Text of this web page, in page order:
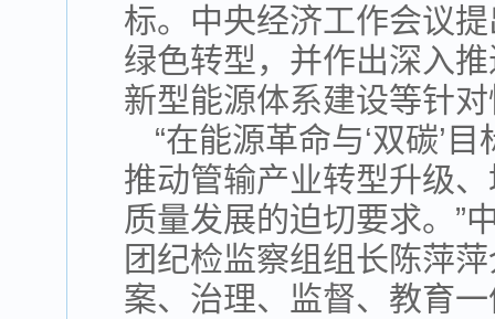
标。中央经济工作会议
绿色转型，并作出深入
新型能源体系建设等针
“在能源革命与‘双碳’
推动管输产业转型升级、
质量发展的迫切要求。”
团纪检监察组组长陈萍
案、治理、监督、教育